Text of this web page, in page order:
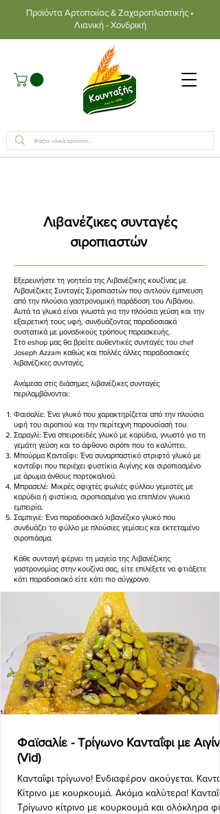
Προϊόντα Αρτοποιίας & Ζαχαροπλαστικής •
Λιανική - Χονδρική
Λιβανέζικες συνταγές
σιροπιαστών
Εξερευνήστε τη γοητεία της Λιβανέζικης κουζίνας με
Λιβανέζικες Συνταγές Σιροπιαστών που αντλούν έμπνευση
από την πλούσια γαστρονομική παράδοση του Λιβάνου.
Αυτά τα γλυκά είναι γνωστά για την πλούσια γεύση και την
εξαιρετική τους υφή, συνδυάζοντας παραδοσιακά
συστατικά με μοναδικούς τρόπους παρασκευής.
Στο eshop μας θα βρείτε αυθεντικές συνταγές του chef
Joseph Azzam καθώς και πολλές άλλες παραδοσιακές
λιβανέζικες συνταγές.
Ανάμεσα στις διάσημες λιβανέζικες συνταγές
περιλαμβάνονται:
Φαισαλίε: Ένα γλυκό που χαρακτηρίζεται από την πλούσια
υφή του σιροπιού και την περίτεχνη παρουσίασή του.
Σαραγλί: Ένα σπειροειδές γλυκό με καρύδια, γνωστό για τη
γεμάτη γεύση και το άφθονο σιρόπι που το καλύπτει.
Μπούρμα Κανταΐφι: Ένα συναρπαστικό στριφτό γλυκό με
κανταΐφι που περιέχει φυστίκια Αιγίνης και σιροπιασμένο
με άρωμα άνθους πορτοκαλιού.
Μπρασελέ: Μικρές σφιχτές φωλιές φύλλου γεμιστές με
καρύδια ή φιστίκια, σιροπιασμένα για επιπλέον γλυκιά
εμπειρία.
Σαμπιγιέ: Ένα παραδοσιακό λιβανέζικο γλυκό που
συνδυάζει το φύλλο με πλούσιες γεμίσεις και εκτεταμένο
σιροπιάσμα.
Κάθε συνταγή φέρνει τη μαγεία της Λιβανέζικης
γαστρονομίας στην κουζίνα σας, είτε επιλέξετε να φτιάξετε
κάτι παραδοσιακό είτε κάτι πιο σύγχρονο.
Φαϊσαλίε - Τρίγωνο Κανταΐφι με
(Vid)
Κανταΐφι τρίγωνο! Ενδιαφέρον ακούγεται.
Κίτρινο με κουρκουμά. Ακόμα καλύτερα!
Τρίγωνο κίτρινο με κουρκουμά και ολόκληρα φι